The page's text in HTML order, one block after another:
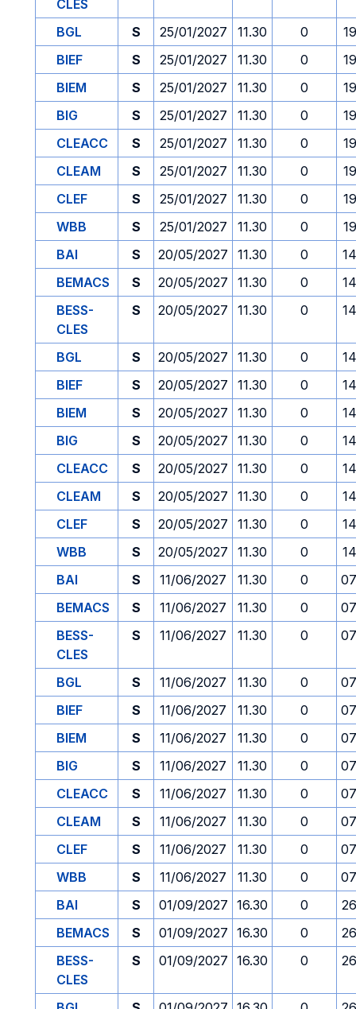
CLES
BGL S 25/01/2027 11.30 0
BIEF
S 25/01/2027 11.30 0
BIEM
S 25/01/2027 11.30 0
BIG
S 25/01/2027 11.30 0
CLEACC
S 25/01/2027 11.30 0
CLEAM
S 25/01/2027 11.30 0
CLEF
S 25/01/2027 11.30 0
WBB
S 25/01/2027 11.30 0
BAI
S 20/05/2027 11.30 0
BEMACS
S 20/05/2027 11.30 0
BESS-
CLES
S 20/05/2027 11.30 0
BGL S 20/05/2027 11.30 0
BIEF
S 20/05/2027 11.30 0
BIEM
S 20/05/2027 11.30 0
BIG
S 20/05/2027 11.30 0
CLEACC
S 20/05/2027 11.30 0
CLEAM
S 20/05/2027 11.30 0
CLEF
S 20/05/2027 11.30 0
WBB
S 20/05/2027 11.30 0
BAI
S 11/06/2027 11.30 0
BEMACS
S 11/06/2027 11.30 0
BESS-
CLES
S 11/06/2027 11.30 0
BGL S 11/06/2027 11.30 0
BIEF
S 11/06/2027 11.30 0
BIEM
S 11/06/2027 11.30 0
BIG
S 11/06/2027 11.30 0
CLEACC
S 11/06/2027 11.30 0
CLEAM
S 11/06/2027 11.30 0
CLEF
S 11/06/2027 11.30 0
WBB
S 11/06/2027 11.30 0
BAI
S 01/09/2027 16.30 0
BEMACS
S 01/09/2027 16.30 0
BESS-
CLES
S 01/09/2027 16.30 0